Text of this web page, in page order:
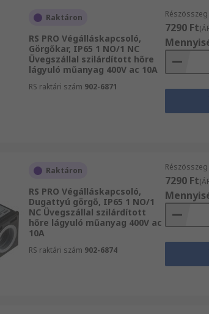
Raktáron
RS PRO Végálláskapcsoló,
Görgőkar, IP65 1 NO/1 NC
Üvegszállal szilárdított hőre
lágyuló műanyag 400V ac 10A
RS raktári szám 902-6871
7290 Ft
Raktáron
RS PRO Végálláskapcsoló,
Dugattyú görgő, IP65 1 NO/1
NC Üvegszállal szilárdított
hőre lágyuló műanyag 400V ac
10A
RS raktári szám 902-6874
7290 Ft